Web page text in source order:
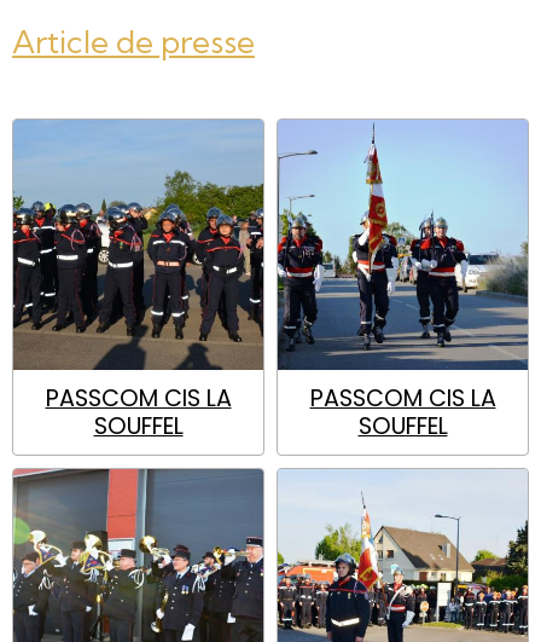
Article de presse
PASSCOM CIS LA
SOUFFEL
PASSCOM CIS LA
SOUFFEL